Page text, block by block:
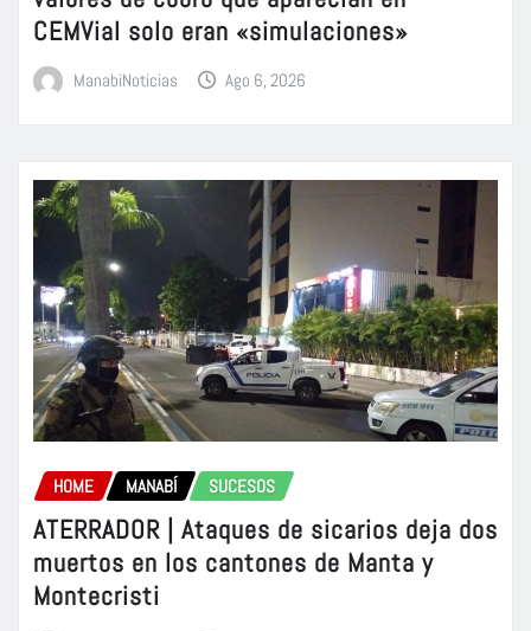
CEMVial solo eran «simulaciones»
ManabiNoticias Ago 6, 2026
HOME MANABÍ SUCESOS
ATERRADOR | Ataques de sicarios deja dos
muertos en los cantones de Manta y
Montecristi